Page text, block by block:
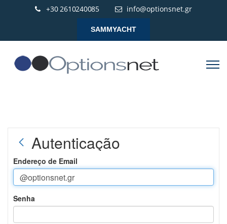
+30 2610240085 info@optionsnet.gr
SAMMYACHT
Autenticação
Endereço de Email
Senha